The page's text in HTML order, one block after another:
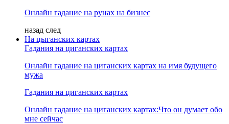
Онлайн гадание на рунах на бизнес
назад след
На цыганских картах
Гадания на циганских картах
Онлайн гадание на циганских картах на имя будущего
мужа
Гадания на циганских картах
Онлайн гадание на циганских картах:Что он думает обо
мне сейчас